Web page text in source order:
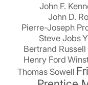
John F.
John D.
Pierre-Joseph
Steve Jobs
Bertrand Russell
Henry Ford
Thomas Sowell